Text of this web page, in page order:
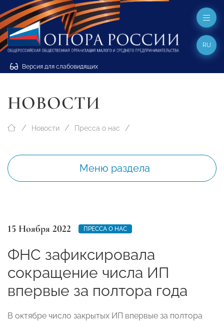
Версия для слабовидящих
RU
НОВОСТИ
Новости Пресса о нас
Меню раздела
15 Ноября 2022 ПРЕССА О НАС
ФНС зафиксировала
сокращение числа ИП
впервые за полтора года
В октябре число закрытых ИП впервые за полтора